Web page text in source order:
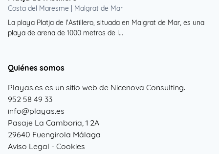
Costa del Maresme | Malgrat de Mar
La playa Platja de l'Astillero, situada en Malgrat de Mar, es una
playa de arena de 1000 metros de l...
Quiénes somos
Playas.es es un sitio web de Nicenova Consulting.
952 58 49 33
info@playas.es
Pasaje La Camboria, 1 2A
29640 Fuengirola Málaga
Aviso Legal - Cookies